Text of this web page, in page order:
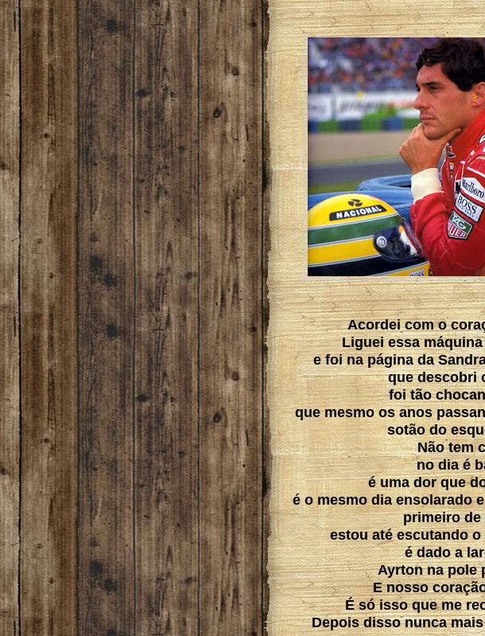
Acordei com o
Liguei essa
e foi na página da
que descobri
foi tão
que mesmo os anos
sotão do
Não tem
no dia é
é uma dor que
é o mesmo dia ensolarado
primeiro de
estou até escutando
é dado a
Ayrton na pole
E nosso
É só isso que me
Depois disso nunca